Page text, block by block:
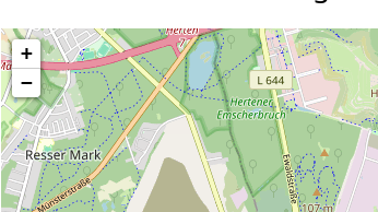
+
−